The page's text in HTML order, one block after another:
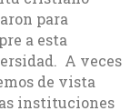
para
a esta
A veces
de vista
instituciones